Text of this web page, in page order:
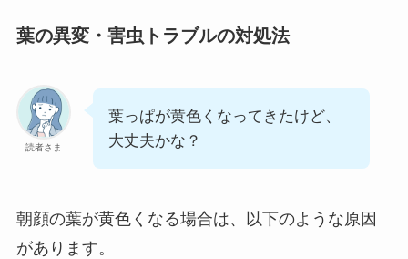
葉の異変・害虫トラブルの対処法
読者さま
葉っぱが黄色くなってきたけど、
大丈夫かな？
朝顔の葉が黄色くなる場合は、以下のような原因
があります。